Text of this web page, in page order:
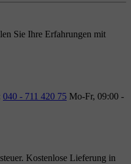
Sie Ihre Erfahrungen mit
040 - 711 420 75 Mo-Fr, 09:00 -
Kostenlose Lieferung in